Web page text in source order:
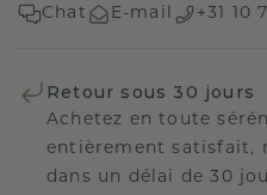
Chat E-mail +31 10
Retour sous 30 jours
Achetez en toute
entièrement satisfait,
dans un délai de 30